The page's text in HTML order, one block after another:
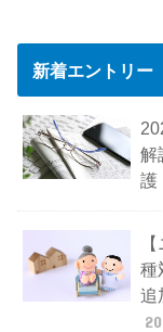
新着エントリー
解
護
種
追